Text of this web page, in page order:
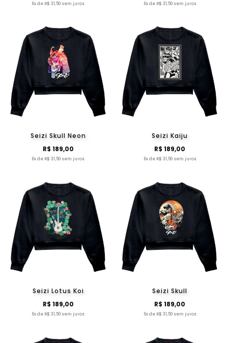
6x de R$ 31,50 sem juros 6x de R$ 31,50 sem juros
Seizi Skull Neon
R$ 189,00
6x de R$ 31,50 sem juros
Seizi Kaiju
R$ 189,00
6x de R$ 31,50 sem juros
Seizi Lotus Koi
R$ 189,00
6x de R$ 31,50 sem juros
Seizi Skull
R$ 189,00
6x de R$ 31,50 sem juros